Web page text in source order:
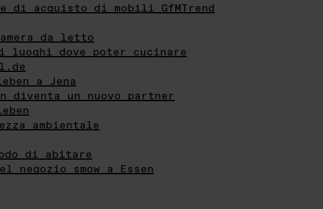
di acquisto di mobili GfMTrend
da letto
luoghi dove poter cucinare
a Jena
diventa un nuovo partner
ambientale
di abitare
smow a Essen